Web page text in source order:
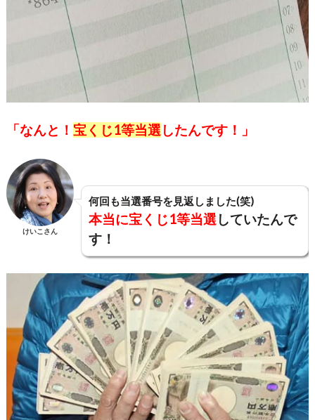
「なんと！ 宝くじ1等当選 したんです！」
けいこさん
何回も当選番号を見返しました(笑)
本当に宝くじ1等当選 していたんで
す！